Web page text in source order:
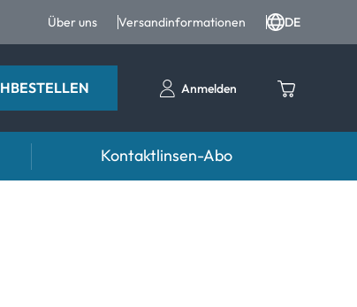
Über uns Versandinformationen DE
Anmelden
Kontaktlinsen-Abo